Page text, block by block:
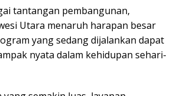
tantangan pembangunan,
Utara menaruh harapan besar
yang sedang dijalankan dapat
nyata dalam kehidupan sehari-